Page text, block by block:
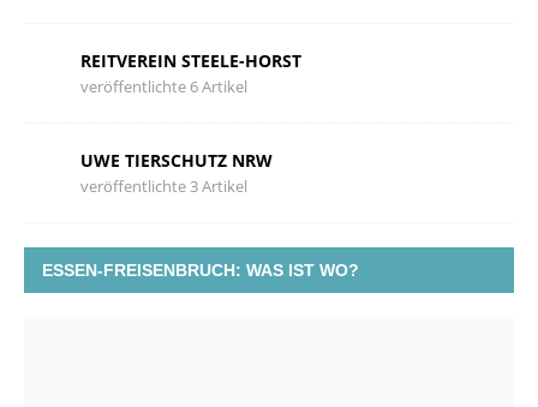
REITVEREIN STEELE-HORST
veröffentlichte 6 Artikel
UWE TIERSCHUTZ NRW
veröffentlichte 3 Artikel
ESSEN-FREISENBRUCH: WAS IST WO?